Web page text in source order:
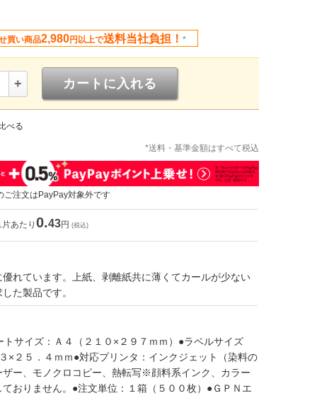
買い商品2,980円以上で送料当社負担！ *
+ カートに入れる
べる
*送料・基準金額はすべて税込
注文はPayPay対象外です
片あたり 0.43円 (税込)
れています。上紙、剥離紙共に薄くてカールが少ない
た製品です。
トサイズ：Ａ４（２１０×２９７ｍｍ）●ラベルサイズ
×２５．４ｍｍ●対応プリンタ：インクジェット（染料の
ザー、モノクロコピー、熱転写※顔料系インク、カラー
おりません。●注文単位：１箱（５００枚）●ＧＰＮエ